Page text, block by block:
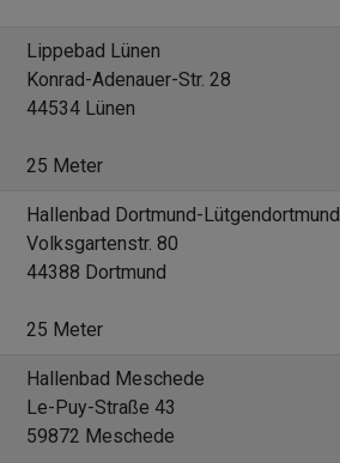
Lippebad Lünen
Konrad-Adenauer-Str. 28
44534 Lünen
25 Meter
Hallenbad Dortmund-Lütgendortmund
Volksgartenstr. 80
44388 Dortmund
25 Meter
Hallenbad Meschede
Le-Puy-Straße 43
59872 Meschede